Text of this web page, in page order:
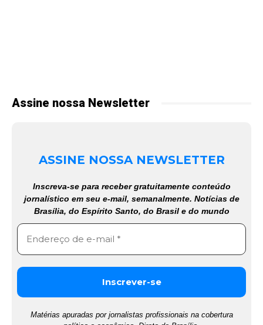
Assine nossa Newsletter
ASSINE NOSSA NEWSLETTER
Inscreva-se para receber gratuitamente conteúdo
jornalístico em seu e-mail, semanalmente. Notícias de
Brasília, do Espírito Santo, do Brasil e do mundo
Matérias apuradas por jornalistas profissionais na cobertura